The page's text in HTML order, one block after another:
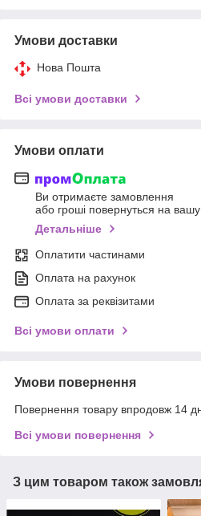
Умови доставки
Нова Пошта
Всі умови доставки
Умови оплати
Ви отримаєте замовлення
або гроші повернуться на вашу
Детальніше
Оплатити частинами
Оплата на рахунок
Оплата за реквізитами
Всі умови оплати
Умови повернення
Повернення товару впродовж 14
Всі умови повернення
З цим товаром також